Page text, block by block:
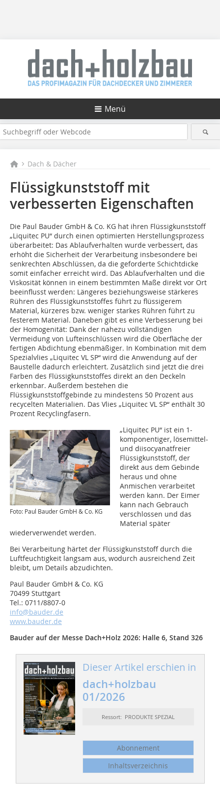
Menü
Dach & Dächer
Flüssigkunststoff mit
verbesserten Eigenschaften
Die Paul Bauder GmbH & Co. KG hat ihren Flüssigkunststoff
„Liquitec PU“ durch einen optimierten Herstellungsprozess
überarbeitet: Das Ablaufverhalten wurde verbessert, das
erhöht die Sicherheit der Verarbeitung insbesondere bei
senkrechten Abschlüssen, da die geforderte Schichtdicke
somit einfacher erreicht wird. Das Ablaufverhalten und die
Viskosität können in einem bestimmten Maße direkt vor Ort
beeinflusst werden: Längeres beziehungsweise stärkeres
Rühren des Flüssigkunststoffes führt zu flüssigerem
Material, kürzeres bzw. weniger starkes Rühren führt zu
festerem Material. Daneben gibt es eine Verbesserung bei
der Homogenität: Dank der nahezu ­vollständigen
Vermeidung von Lufteinschlüssen wird die Oberfläche der
fertigen Abdichtung ebenmäßiger. In Kombination mit dem
Spezialvlies „Liquitec VL SP“ wird die Anwendung auf der
Baustelle dadurch erleichtert. Zusätzlich sind jetzt die drei
Farben des Flüssigkunststoffes direkt an den Deckeln
erkennbar. Außerdem bestehen die
Flüssigkunststoffgebinde zu mindestens 50 Prozent aus
recycelten Materialien. Das Vlies „Liquitec VL SP“ enthält 30
Prozent Recyclingfasern.
Foto: Paul Bauder GmbH & Co. KG
„Liquitec PU“ ist ein 1-
komponentiger, lösemittel-
und diisocyanatfreier
Flüssigkunststoff, der
direkt aus dem Gebinde
heraus und ohne
Anmischen verarbeitet
werden kann. Der Eimer
kann nach Gebrauch
verschlossen und das
Material später
wiederverwendet werden.
Bei Verarbeitung härtet der Flüssigkunststoff durch die
Luftfeuchtigkeit langsam aus, wodurch ausreichend Zeit
bleibt, um Details abzudichten.
Paul Bauder GmbH & Co. KG
70499 Stuttgart
Tel.: 0711/8807-0
info@bauder.de
www.bauder.de
Bauder auf der Messe Dach+Holz 2026: Halle 6, Stand 326
Dieser Artikel erschien in
dach+holzbau
01/2026
Ressort: PRODUKTE SPEZIAL
Abonnement
Inhaltsverzeichnis